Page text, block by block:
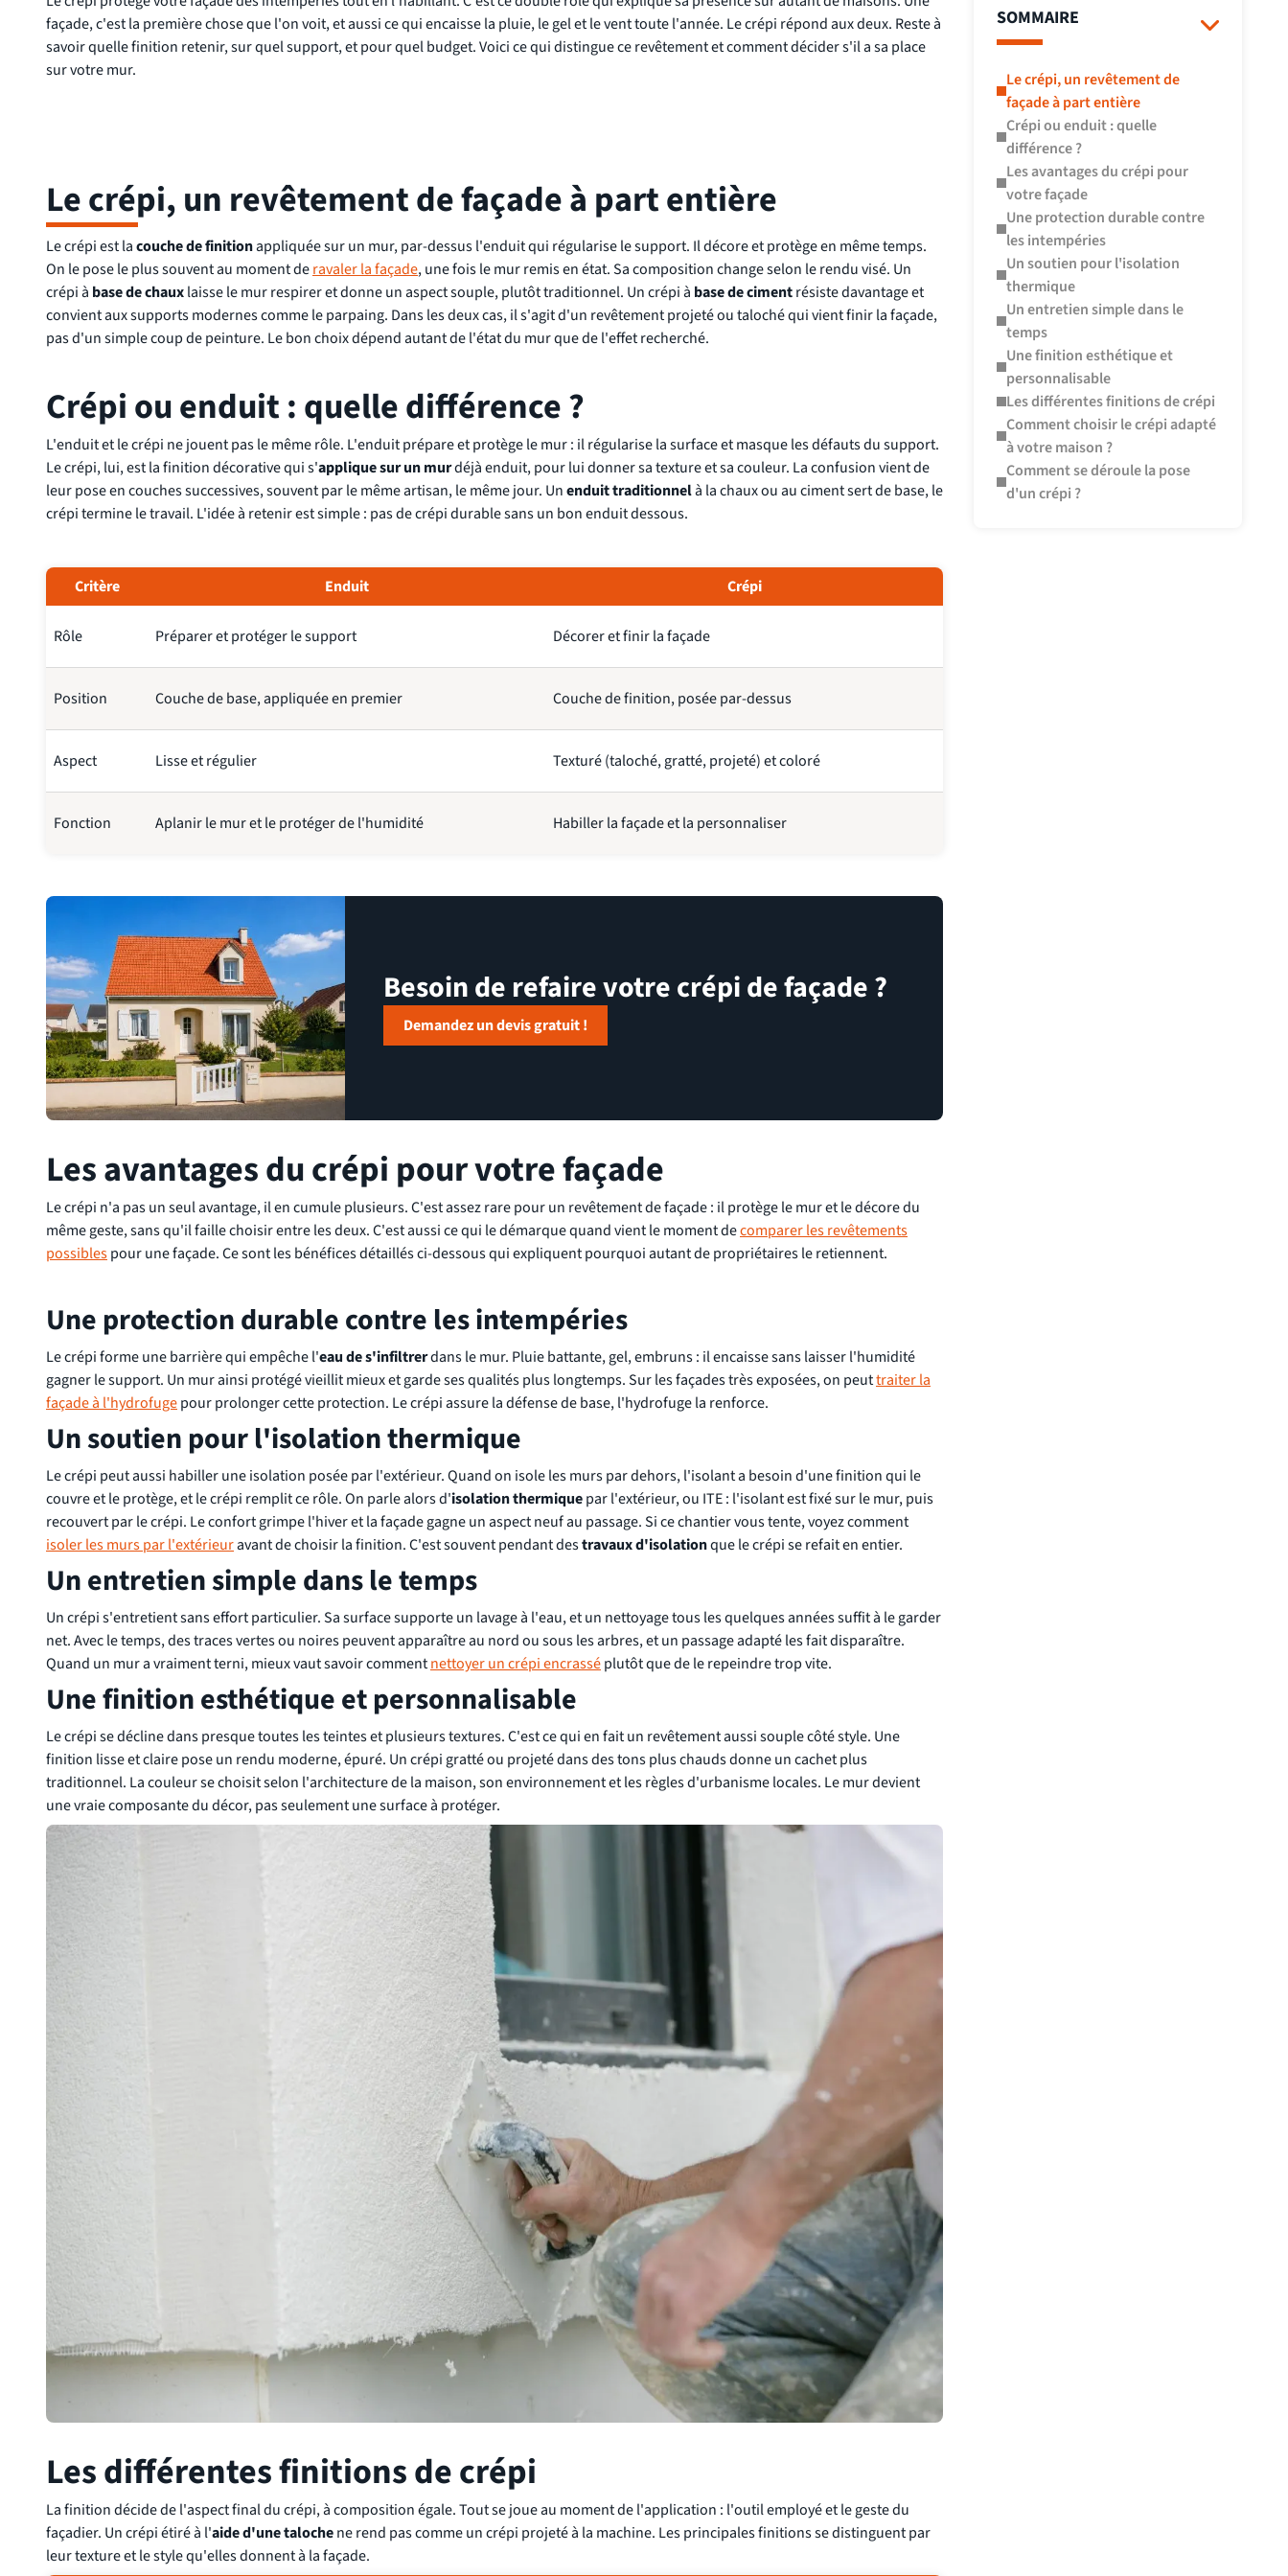
façade, c'est la première chose que l'on voit, et aussi ce qui encaisse la pluie, le gel et le vent toute l'année. Le crépi répond aux deux. Reste à
savoir quelle finition retenir, sur quel support, et pour quel budget. Voici ce qui distingue ce revêtement et comment décider s'il a sa place
sur votre mur.
Le crépi, un revêtement de façade à part entière
Le crépi est lacouche de finitionappliquée sur un mur, par-dessus l'enduit qui régularise le support. Il décore et protège en même temps.
On le pose le plus souvent au moment deravaler la façade, une fois le mur remis en état. Sa composition change selon le rendu visé. Un
crépi à base de chauxlaisse le mur respirer et donne un aspect souple, plutôt traditionnel. Un crépi à base de cimentrésiste davantage et
convient aux supports modernes comme le parpaing. Dans les deux cas, il s'agit d'un revêtement projeté ou taloché qui vient finir la façade,
pas d'un simple coup de peinture. Le bon choix dépend autant de l'état du mur que de l'effet recherché.
Crépi ou enduit : quelle différence ?
L'enduit et le crépi ne jouent pas le même rôle. L'enduit prépare et protège le mur : il régularise la surface et masque les défauts du support.
Le crépi, lui, est la finition décorative qui s'applique sur un murdéjà enduit, pour lui donner sa texture et sa couleur. La confusion vient de
leur pose en couches successives, souvent par le même artisan, le même jour. Unenduit traditionnelà la chaux ou au ciment sert de base, le
crépi termine le travail. L'idée à retenir est simple : pas de crépi durable sans un bon enduit dessous.
Critère Enduit Crépi
Rôle Préparer et protéger le support Décorer et finir la façade
Position Couche de base, appliquée en premier Couche de finition, posée par-dessus
Aspect Lisse et régulier Texturé (taloché, gratté, projeté) et coloré
Fonction Aplanir le mur et le protéger de l'humidité Habiller la façade et la personnaliser
Besoin de refaire votre crépi de façade ?
Demandez un devis gratuit !
Les avantages du crépi pour votre façade
Le crépi n'a pas un seul avantage, il en cumule plusieurs. C'est assez rare pour un revêtement de façade : il protège le mur et le décore du
même geste, sans qu'il faille choisir entre les deux. C'est aussi ce qui le démarque quand vient le moment decomparer les revêtements
possiblespour une façade. Ce sont les bénéfices détaillés ci-dessous qui expliquent pourquoi autant de propriétaires le retiennent.
Une protection durable contre les intempéries
Le crépi forme une barrière qui empêche l'eau de s'infiltrerdans le mur. Pluie battante, gel, embruns : il encaisse sans laisser l'humidité
gagner le support. Un mur ainsi protégé vieillit mieux et garde ses qualités plus longtemps. Sur les façades très exposées, on peuttraiter la
façade à l'hydrofugepour prolonger cette protection. Le crépi assure la défense de base, l'hydrofuge la renforce.
Un soutien pour l'isolation thermique
Le crépi peut aussi habiller une isolation posée par l'extérieur. Quand on isole les murs par dehors, l'isolant a besoin d'une finition qui le
couvre et le protège, et le crépi remplit ce rôle. On parle alors d'isolation thermiquepar l'extérieur, ou ITE : l'isolant est fixé sur le mur, puis
recouvert par le crépi. Le confort grimpe l'hiver et la façade gagne un aspect neuf au passage. Si ce chantier vous tente, voyez comment
isoler les murs par l'extérieuravant de choisir la finition. C'est souvent pendant destravaux d'isolationque le crépi se refait en entier.
Un entretien simple dans le temps
Un crépi s'entretient sans effort particulier. Sa surface supporte un lavage à l'eau, et un nettoyage tous les quelques années suffit à le garder
net. Avec le temps, des traces vertes ou noires peuvent apparaître au nord ou sous les arbres, et un passage adapté les fait disparaître.
Quand un mur a vraiment terni, mieux vaut savoir commentnettoyer un crépi encrasséplutôt que de le repeindre trop vite.
Une finition esthétique et personnalisable
Le crépi se décline dans presque toutes les teintes et plusieurs textures. C'est ce qui en fait un revêtement aussi souple côté style. Une
finition lisse et claire pose un rendu moderne, épuré. Un crépi gratté ou projeté dans des tons plus chauds donne un cachet plus
traditionnel. La couleur se choisit selon l'architecture de la maison, son environnement et les règles d'urbanisme locales. Le mur devient
une vraie composante du décor, pas seulement une surface à protéger.
Les différentes finitions de crépi
La finition décide de l'aspect final du crépi, à composition égale. Tout se joue au moment de l'application : l'outil employé et le geste du
façadier. Un crépi étiré à l'aide d'une talochene rend pas comme un crépi projeté à la machine. Les principales finitions se distinguent par
leur texture et le style qu'elles donnent à la façade.
SOMMAIRE
Le crépi, un revêtement de
façade à part entière
Crépi ou enduit : quelle
différence ?
Les avantages du crépi pour
votre façade
Une protection durable contre
les intempéries
Un soutien pour l'isolation
thermique
Un entretien simple dans le
temps
Une finition esthétique et
personnalisable
Les différentes finitions de crépi
Comment choisir le crépi adapté
à votre maison ?
Comment se déroule la pose
d'un crépi ?